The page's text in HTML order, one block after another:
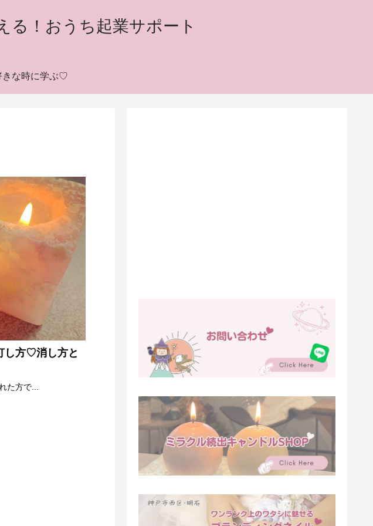
！おうち起業サポート
きな時に学ぶ♡
し方♡消し方と
た方で...